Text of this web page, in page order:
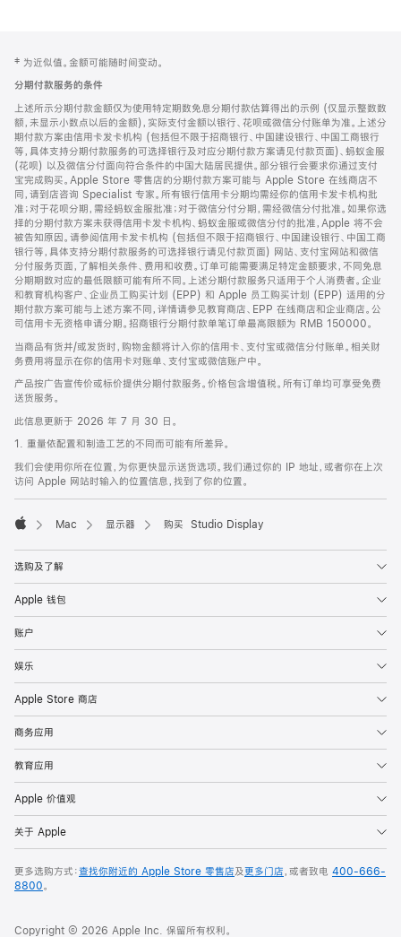
页
页
脚
注
‡ 为近似值。金额可能随时间变动。
分期付款服务的条件
上述所示分期付款金额仅为使用特定期数免息分期付款估算得出的示例 (仅显示整数数
额，未显示小数点以后的金额)，实际支付金额以银行、花呗或微信分付账单为准。上述分
期付款方案由信用卡发卡机构 (包括但不限于招商银行、中国建设银行、中国工商银行
等，具体支持分期付款服务的可选择银行及对应分期付款方案请见付款页面)、蚂蚁金服
(花呗) 以及微信分付面向符合条件的中国大陆居民提供。部分银行会要求你通过支付
宝完成购买。Apple Store 零售店的分期付款方案可能与 Apple Store 在线商店不
同，请到店咨询 Specialist 专家。所有银行信用卡分期均需经你的信用卡发卡机构批
准；对于花呗分期，需经蚂蚁金服批准；对于微信分付分期，需经微信分付批准。如果你选
择的分期付款方案未获得信用卡发卡机构、蚂蚁金服或微信分付的批准，Apple 将不会
被告知原因。请参阅信用卡发卡机构 (包括但不限于招商银行、中国建设银行、中国工商
银行等，具体支持分期付款服务的可选择银行请见付款页面) 网站、支付宝网站和微信
分付服务页面，了解相关条件、费用和收费。订单可能需要满足特定金额要求，不同免息
分期期数对应的最低限额可能有所不同。上述分期付款服务只适用于个人消费者。企业
和教育机构客户、企业员工购买计划 (EPP) 和 Apple 员工购买计划 (EPP) 适用的分
期付款方案可能与上述方案不同，详情请参见教育商店、EPP 在线商店和企业商店。公
司信用卡无资格申请分期。招商银行分期付款单笔订单最高限额为 RMB 150000。
当商品有货并/或发货时，购物金额将计入你的信用卡、支付宝或微信分付账单。相关财
务费用将显示在你的信用卡对账单、支付宝或微信账户中。
产品按广告宣传价或标价提供分期付款服务。价格包含增值税。所有订单均可享受免费
送货服务。
此信息更新于 2026 年 7 月 30 日。
1. 重量依配置和制造工艺的不同而可能有所差异。
我们会使用你所在位置，为你更快显示送货选项。我们通过你的 IP 地址，或者你在上次
访问 Apple 网站时输入的位置信息，找到了你的位置。
Mac 显示器 购买 Studio Display
选购及了解
Apple 钱包
账户
娱乐
Apple Store 商店
商务应用
教育应用
Apple 价值观
关于 Apple
更多选购方式：查找你附近的 Apple Store 零售店及更多门店，或者致电 400-666-
8800。
Copyright © 2026 Apple Inc. 保留所有权利。